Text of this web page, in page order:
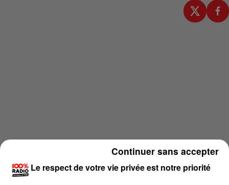
Le respect de votre vie privée est notre priorité
Continuer sans accepter